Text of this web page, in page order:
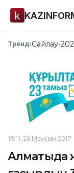
Тренд:Сайлау-
18:11, 28 Маусым 2017
Алматыда